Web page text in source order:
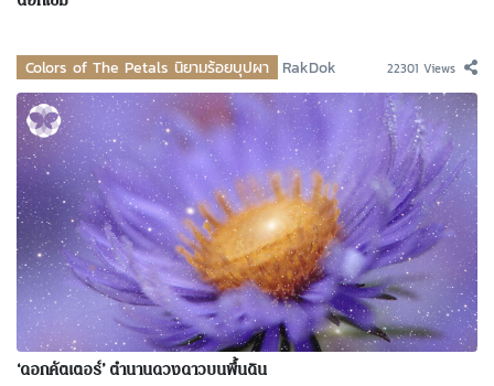
Colors of The Petals นิยามร้อยบุปผา RakDok 22301 Views
‘ดอกคัตเตอร์’ ตำนานดวงดาวบนพื้นดิน